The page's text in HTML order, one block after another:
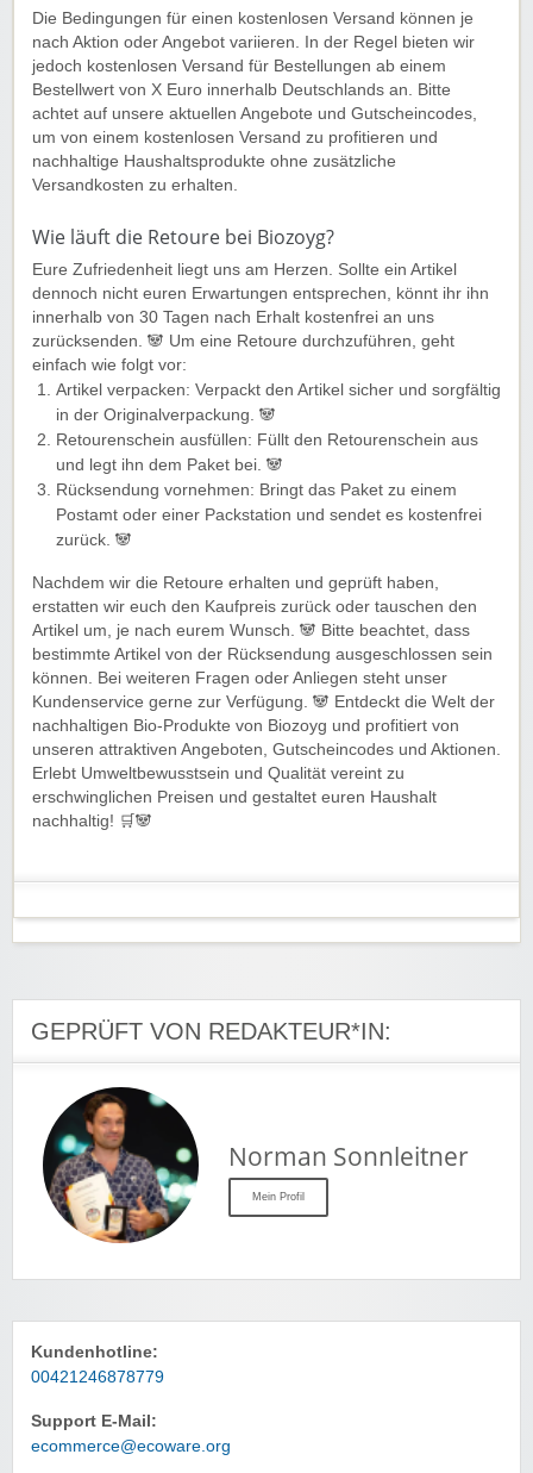
Die Bedingungen für einen kostenlosen Versand können je
nach Aktion oder Angebot variieren. In der Regel bieten wir
jedoch kostenlosen Versand für Bestellungen ab einem
Bestellwert von X Euro innerhalb Deutschlands an. Bitte
achtet auf unsere aktuellen Angebote und Gutscheincodes,
um von einem kostenlosen Versand zu profitieren und
nachhaltige Haushaltsprodukte ohne zusätzliche
Versandkosten zu erhalten.
Wie läuft die Retoure bei Biozoyg?
Eure Zufriedenheit liegt uns am Herzen. Sollte ein Artikel
dennoch nicht euren Erwartungen entsprechen, könnt ihr ihn
innerhalb von 30 Tagen nach Erhalt kostenfrei an uns
zurücksenden. 🐼 Um eine Retoure durchzuführen, geht
einfach wie folgt vor:
Artikel verpacken: Verpackt den Artikel sicher und sorgfältig
in der Originalverpackung. 🐼
Retourenschein ausfüllen: Füllt den Retourenschein aus
und legt ihn dem Paket bei. 🐼
Rücksendung vornehmen: Bringt das Paket zu einem
Postamt oder einer Packstation und sendet es kostenfrei
zurück. 🐼
Nachdem wir die Retoure erhalten und geprüft haben,
erstatten wir euch den Kaufpreis zurück oder tauschen den
Artikel um, je nach eurem Wunsch. 🐼 Bitte beachtet, dass
bestimmte Artikel von der Rücksendung ausgeschlossen sein
können. Bei weiteren Fragen oder Anliegen steht unser
Kundenservice gerne zur Verfügung. 🐼 Entdeckt die Welt der
nachhaltigen Bio-Produkte von Biozoyg und profitiert von
unseren attraktiven Angeboten, Gutscheincodes und Aktionen.
Erlebt Umweltbewusstsein und Qualität vereint zu
erschwinglichen Preisen und gestaltet euren Haushalt
nachhaltig! 🛒🐼
GEPRÜFT VON REDAKTEUR*IN:
Norman Sonnleitner
Mein Profil
Kundenhotline:
00421246878779
Support E-Mail:
ecommerce@ecoware.org